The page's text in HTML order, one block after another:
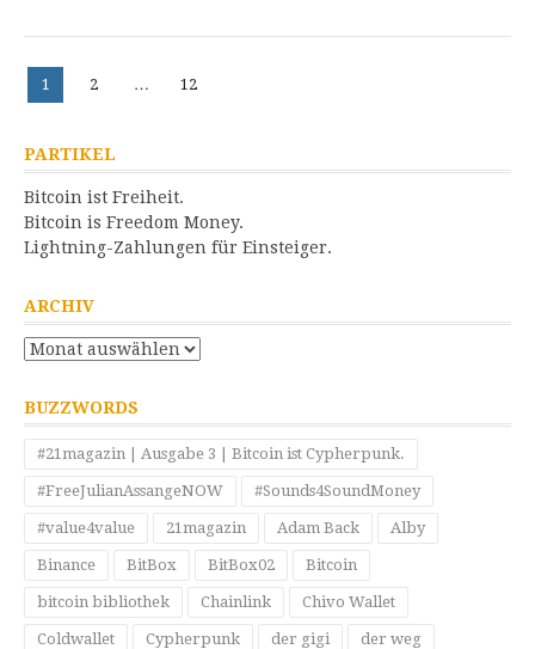
Beitragsnavigation
Seite
1 Seite
2 … Seite
12
PARTIKEL
Bitcoin ist Freiheit.
Bitcoin is Freedom Money.
Lightning-Zahlungen für Einsteiger.
ARCHIV
Archiv
BUZZWORDS
#21magazin | Ausgabe 3 | Bitcoin ist Cypherpunk.
#FreeJulianAssangeNOW #Sounds4SoundMoney
#value4value 21magazin Adam Back Alby
Binance BitBox BitBox02 Bitcoin
bitcoin bibliothek Chainlink Chivo Wallet
Coldwallet Cypherpunk der gigi der weg